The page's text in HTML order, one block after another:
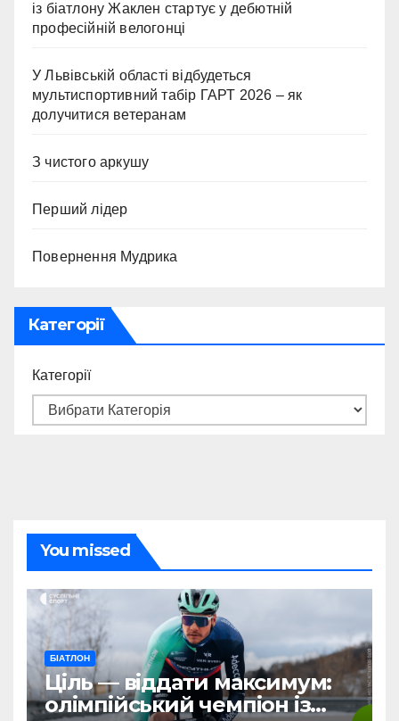
із біатлону Жаклен стартує у дебютній
професійній велогонці
У Львівській області відбудеться
мультиспортивний табір ГАРТ 2026 – як
долучитися ветеранам
З чистого аркушу
Перший лідер
Повернення Мудрика
Категорії
Категорії
You missed
БІАТЛОН
Ціль — віддати максимум:
олімпійський чемпіон із